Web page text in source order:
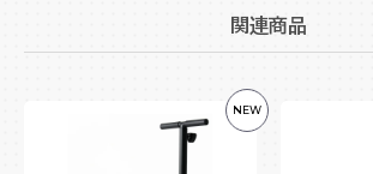
関連商品
NEW